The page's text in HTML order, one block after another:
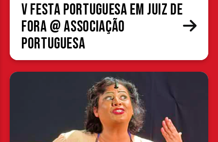
V Festa Portuguesa em Juiz de
Fora @ Associação
Portuguesa